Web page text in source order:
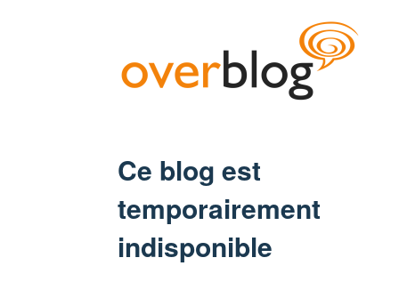
Ce blog est
temporairement
indisponible